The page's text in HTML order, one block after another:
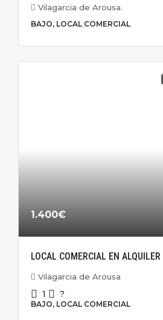
Vilagarcia de Arousa.
BAJO, LOCAL COMERCIAL
1.400€
LOCAL COMERCIAL EN ALQUILER
Vilagarcia de Arousa
1 ?
BAJO, LOCAL COMERCIAL